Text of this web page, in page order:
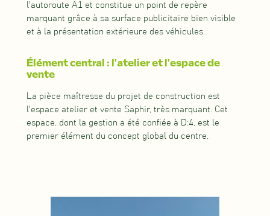
l'autoroute A1 et constitue un point de repère
marquant grâce à sa surface publicitaire bien visible
et à la présentation extérieure des véhicules.
Élément central : l'atelier et l'espace de
vente
La pièce maîtresse du projet de construction est
l'espace atelier et vente Saphir, très marquant. Cet
espace, dont la gestion a été confiée à D:4, est le
premier élément du concept global du centre.